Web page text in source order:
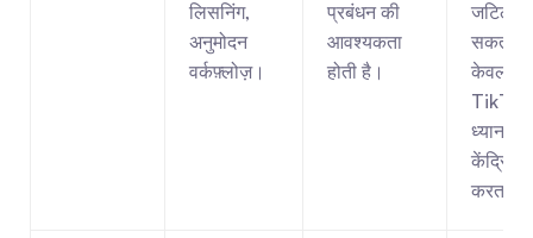
लिसनिंग,
अनुमोदन
वर्कफ़्लोज़।
प्रबंधन की
आवश्यकता
होती है।
जटिल हो
सकता है
केवल
TikTok
ध्यान
केंद्रित
करता